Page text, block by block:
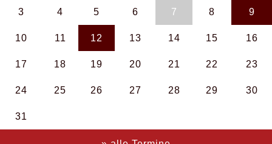
3 4 5 6 7 8 9
10 11 12 13 14 15 16
17 18 19 20 21 22 23
24 25 26 27 28 29 30
31